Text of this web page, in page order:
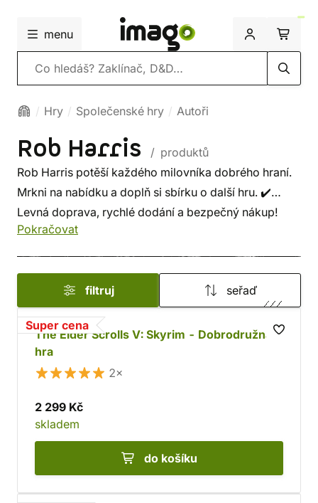
menu
Vyhledávání
Hry Společenské hry Autoři
Rob Harris
/ produktů
Rob Harris potěší každého milovníka dobrého hraní.
Mrkni na nabídku a doplň si sbírku o další hru. ✔️
Levná doprava, rychlé dodání a bezpečný nákup!
Pokračovat
filtruj seřaď
Super cena
The Elder Scrolls V: Skyrim - Dobrodružná
hra
2×
2 299 Kč
skladem
do košíku